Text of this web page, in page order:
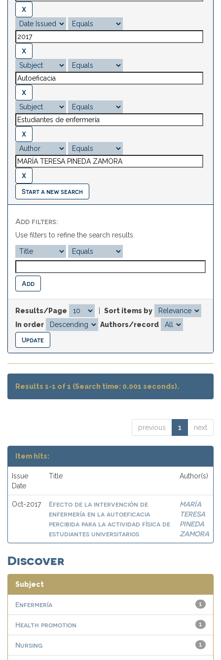
Start a new search
Add filters:
Use filters to refine the search results.
Results/Page
Sort items by
In order
Authors/record
Results 1-1 of 1 (Search time: 0.001 seconds).
previous 1 next
Item hits:
Issue
Date
Title Author(s)
Oct-2017
Efecto de la intervención de
enfermería en la autoeficacia
percibida para la actividad física de
estudiantes universitarios
MARÍA
TERESA
PINEDA
ZAMORA
Discover
Subject
1
Enfermería
1
Health promotion
1
Nursing